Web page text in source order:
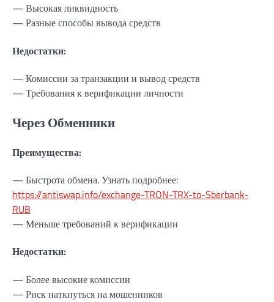
— Высокая ликвидность
— Разные способы вывода средств
Недостатки:
— Комиссии за транзакции и вывод средств
— Требования к верификации личности
Через Обменники
Преимущества:
— Быстрота обмена. Узнать подробнее:
https://antiswap.info/exchange-TRON-TRX-to-Sberbank-
RUB
— Меньше требований к верификации
Недостатки:
— Более высокие комиссии
— Риск наткнуться на мошенников